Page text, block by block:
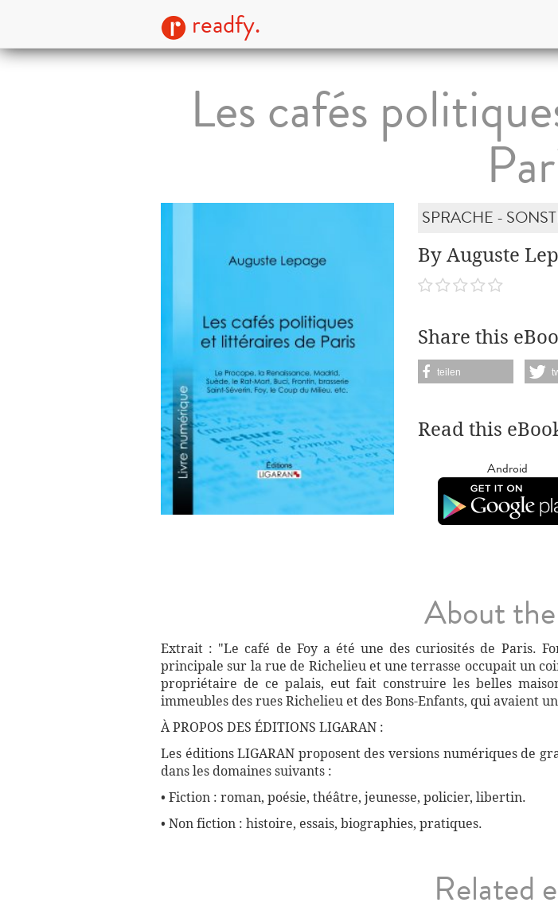
readfy.
Les cafés
SPRACHE -
By Auguste
Share this
teilen
Read this
Android
About
Extrait : "Le café de Foy a été une des curiosités de Paris.
principale sur la rue de Richelieu et une terrasse occupait un
propriétaire de ce palais, eut fait construire les belles
immeubles des rues Richelieu et des Bons-Enfants, qui avaient
À PROPOS DES ÉDITIONS LIGARAN :
Les éditions LIGARAN proposent des versions numériques de
dans les domaines suivants :
• Fiction : roman, poésie, théâtre, jeunesse, policier, libertin.
• Non fiction : histoire, essais, biographies, pratiques.
Related